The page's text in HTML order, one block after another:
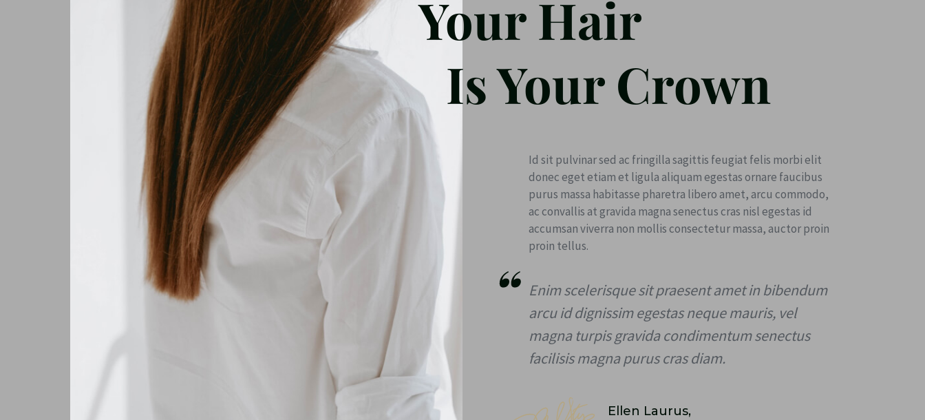
Your Hair
Is Your Crown
Id sit pulvinar sed ac fringilla sagittis feugiat felis morbi elit
donec eget etiam et ligula aliquam egestas ornare faucibus
purus massa habitasse pharetra libero amet, arcu commodo,
ac convallis at gravida magna senectus cras nisl egestas id
accumsan viverra non mollis consectetur massa, auctor proin
proin tellus.
Enim scelerisque sit praesent amet in bibendum
arcu id dignissim egestas neque mauris, vel
magna turpis gravida condimentum senectus
facilisis magna purus cras diam.
Ellen Laurus,